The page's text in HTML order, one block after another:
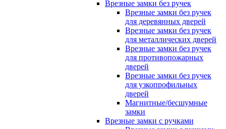
Врезные замки без ручек
Врезные замки без ручек
для деревянных дверей
Врезные замки без ручек
для металлических дверей
Врезные замки без ручек
для противопожарных
дверей
Врезные замки без ручек
для узкопрофильных
дверей
Магнитные/бесшумные
замки
Врезные замки с ручками